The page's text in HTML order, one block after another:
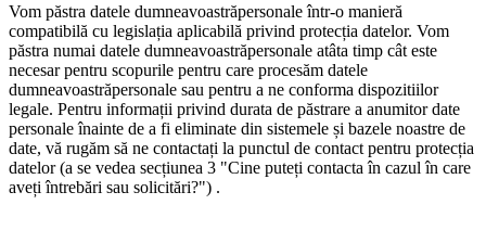
Vom păstra datele dumneavoastrăpersonale într-o manieră
compatibilă cu legislația aplicabilă privind protecția datelor. Vom
păstra numai datele dumneavoastrăpersonale atâta timp cât este
necesar pentru scopurile pentru care procesăm datele
dumneavoastrăpersonale sau pentru a ne conforma dispozitiilor
legale. Pentru informații privind durata de păstrare a anumitor date
personale înainte de a fi eliminate din sistemele și bazele noastre de
date, vă rugăm să ne contactați la punctul de contact pentru protecția
datelor (a se vedea secțiunea 3 "Cine puteți contacta în cazul în care
aveți întrebări sau solicitări?") .